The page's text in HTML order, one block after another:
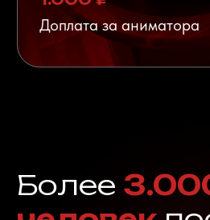
Сертификат распространяется на
х человек и действует в течение года с
приобретения. Стоимость сертификата - от
4000р. Он действует на все наши квесты, в
актерами и квесты VR. Возможно доставка
о квесте